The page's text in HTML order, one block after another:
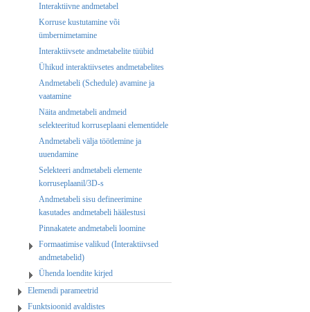
Interaktiivne andmetabel
Korruse kustutamine või
ümbernimetamine
Interaktiivsete andmetabelite tüübid
Ühikud interaktiivsetes andmetabelites
Andmetabeli (Schedule) avamine ja
vaatamine
Näita andmetabeli andmeid
selekteeritud korruseplaani elementidele
Andmetabeli välja töötlemine ja
uuendamine
Selekteeri andmetabeli elemente
korruseplaanil/3D-s
Andmetabeli sisu defineerimine
kasutades andmetabeli häälestusi
Pinnakatete andmetabeli loomine
Formaatimise valikud (Interaktiivsed
andmetabelid)
Ühenda loendite kirjed
Elemendi parameetrid
Funktsioonid avaldistes